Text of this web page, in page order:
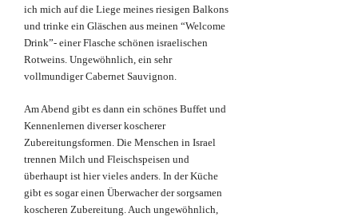
ich mich auf die Liege meines riesigen Balkons
und trinke ein Gläschen aus meinen “Welcome
Drink”- einer Flasche schönen israelischen
Rotweins. Ungewöhnlich, ein sehr
vollmundiger Cabernet Sauvignon.
Am Abend gibt es dann ein schönes Buffet und
Kennenlernen diverser koscherer
Zubereitungsformen. Die Menschen in Israel
trennen Milch und Fleischspeisen und
überhaupt ist hier vieles anders. In der Küche
gibt es sogar einen Überwacher der sorgsamen
koscheren Zubereitung. Auch ungewöhnlich,